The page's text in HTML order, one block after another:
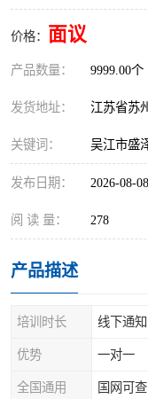
价格： 面议
产品数量： 9999.00个
发货地址： 江苏省苏
关键词： 吴江市盛
发布日期： 2026-08-08
阅 读 量： 278
产品描述
培训时长 线下通知
优势 一对一
全国通用 国网可查